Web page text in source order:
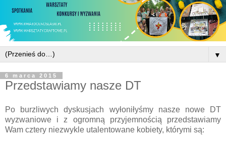
▼
6 marca 2015
Przedstawiamy nasze DT
Po burzliwych dyskusjach wyłoniłyśmy nasze nowe DT
wyzwaniowe i z ogromną przyjemnością przedstawiamy
Wam cztery niezwykle utalentowane kobiety, którymi są: